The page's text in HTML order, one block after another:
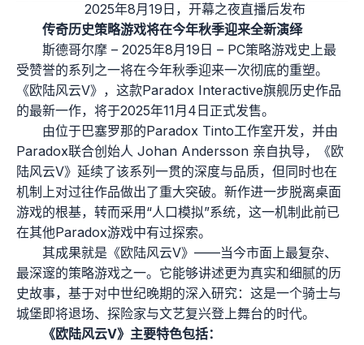
2025年8月19日，开幕之夜直播后发布
传奇历史策略游戏将在今年秋季迎来全新演绎
斯德哥尔摩 – 2025年8月19日 – PC策略游戏史上最
受赞誉的系列之一将在今年秋季迎来一次彻底的重塑。
《欧陆风云V》，这款Paradox Interactive旗舰历史作品
的最新一作，将于2025年11月4日正式发售。
由位于巴塞罗那的Paradox Tinto工作室开发，并由
Paradox联合创始人 Johan Andersson 亲自执导，《欧
陆风云V》延续了该系列一贯的深度与品质，但同时也在
机制上对过往作品做出了重大突破。新作进一步脱离桌面
游戏的根基，转而采用“人口模拟”系统，这一机制此前已
在其他Paradox游戏中有过探索。
其成果就是《欧陆风云V》——当今市面上最复杂、
最深邃的策略游戏之一。它能够讲述更为真实和细腻的历
史故事，基于对中世纪晚期的深入研究：这是一个骑士与
城堡即将退场、探险家与文艺复兴登上舞台的时代。
《欧陆风云V》主要特色包括：